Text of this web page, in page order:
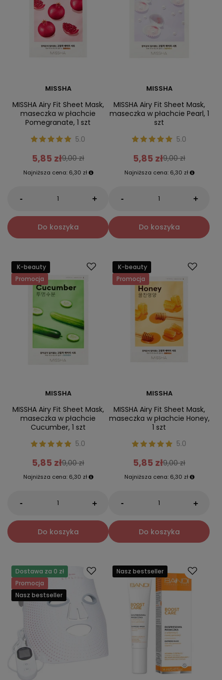
MISSHA
MISSHA Airy Fit Sheet Mask,
maseczka w płachcie
Pomegranate, 1 szt
5.0
5,85 zł9,00 zł
Najniższa cena: 6,30 zł
- +
Do koszyka
MISSHA
MISSHA Airy Fit Sheet Mask,
maseczka w płachcie Pearl, 1
szt
5.0
5,85 zł9,00 zł
Najniższa cena: 6,30 zł
- +
Do koszyka
K-beauty
Promocja
MISSHA
MISSHA Airy Fit Sheet Mask,
maseczka w płachcie
Cucumber, 1 szt
5.0
5,85 zł9,00 zł
Najniższa cena: 6,30 zł
- +
Do koszyka
K-beauty
Promocja
MISSHA
MISSHA Airy Fit Sheet Mask,
maseczka w płachcie Honey,
1 szt
5.0
5,85 zł9,00 zł
Najniższa cena: 6,30 zł
- +
Do koszyka
Dostawa za 0 zł
Promocja
Nasz bestseller
Nasz bestseller